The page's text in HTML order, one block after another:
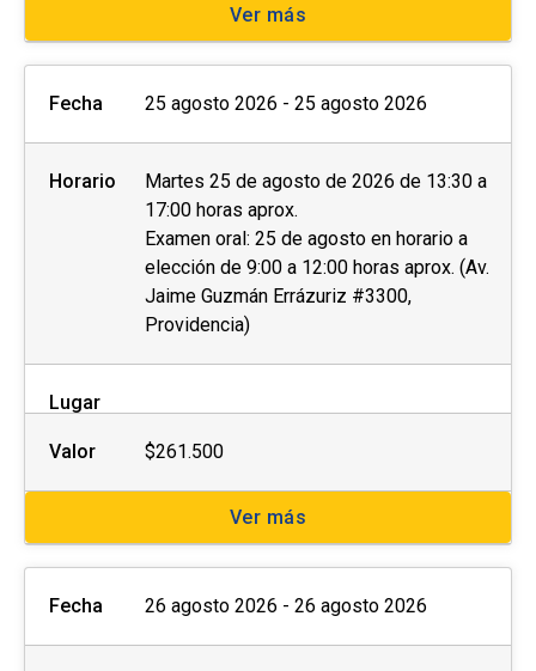
Ver más
Fecha 25 agosto 2026 - 25 agosto 2026
Horario
Martes 25 de agosto de 2026 de 13:30 a
17:00 horas aprox.
Examen oral: 25 de agosto en horario a
elección de 9:00 a 12:00 horas aprox. (Av.
Jaime Guzmán Errázuriz #3300,
Providencia)
Lugar
Valor $261.500
Ver más
Fecha 26 agosto 2026 - 26 agosto 2026